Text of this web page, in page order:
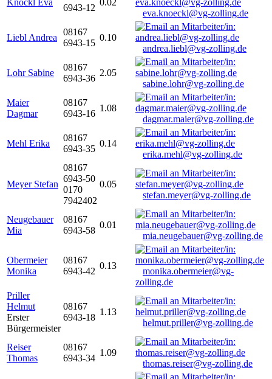
Knöckl Eva
6943-12
0.02
eva.knoeckl@vg-zolling.de
Liebl Andrea
08167
6943-15
0.10
andrea.liebl@vg-zolling.de
Lohr Sabine
08167
6943-36
2.05
sabine.lohr@vg-zolling.de
Maier
Dagmar
08167
6943-16
1.08
dagmar.maier@vg-zolling.de
Mehl Erika
08167
6943-35
0.14
erika.mehl@vg-zolling.de
Meyer Stefan
08167
6943-50
0170
7942402
0.05
stefan.meyer@vg-zolling.de
Neugebauer
Mia
08167
6943-58
0.01
mia.neugebauer@vg-zolling.de
Obermeier
Monika
08167
6943-42
0.13
monika.obermeier@vg-
zolling.de
Priller
Helmut
Erster
Bürgermeister
08167
6943-18
1.13
helmut.priller@vg-zolling.de
Reiser
Thomas
08167
6943-34
1.09
thomas.reiser@vg-zolling.de